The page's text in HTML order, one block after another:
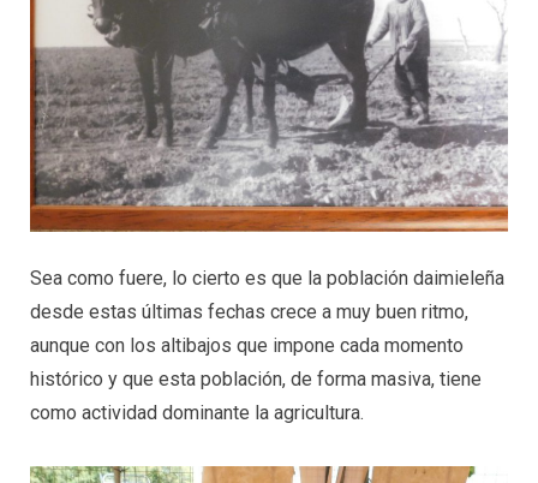
Sea como fuere, lo cierto es que la población daimieleña
desde estas últimas fechas crece a muy buen ritmo,
aunque con los altibajos que impone cada momento
histórico y que esta población, de forma masiva, tiene
como actividad dominante la agricultura.